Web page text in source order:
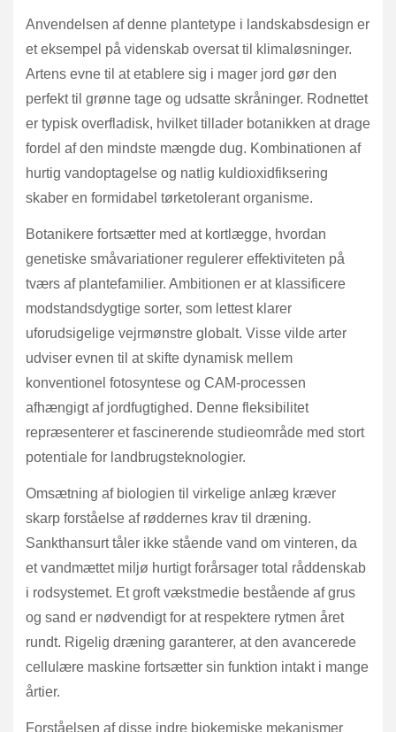
Anvendelsen af denne plantetype i landskabsdesign er
et eksempel på videnskab oversat til klimaløsninger.
Artens evne til at etablere sig i mager jord gør den
perfekt til grønne tage og udsatte skråninger. Rodnettet
er typisk overfladisk, hvilket tillader botanikken at drage
fordel af den mindste mængde dug. Kombinationen af
hurtig vandoptagelse og natlig kuldioxidfiksering
skaber en formidabel tørketolerant organisme.
Botanikere fortsætter med at kortlægge, hvordan
genetiske småvariationer regulerer effektiviteten på
tværs af plantefamilier. Ambitionen er at klassificere
modstandsdygtige sorter, som lettest klarer
uforudsigelige vejrmønstre globalt. Visse vilde arter
udviser evnen til at skifte dynamisk mellem
konventionel fotosyntese og CAM-processen
afhængigt af jordfugtighed. Denne fleksibilitet
repræsenterer et fascinerende studieområde med stort
potentiale for landbrugsteknologier.
Omsætning af biologien til virkelige anlæg kræver
skarp forståelse af røddernes krav til dræning.
Sankthansurt tåler ikke stående vand om vinteren, da
et vandmættet miljø hurtigt forårsager total råddenskab
i rodsystemet. Et groft vækstmedie bestående af grus
og sand er nødvendigt for at respektere rytmen året
rundt. Rigelig dræning garanterer, at den avancerede
cellulære maskine fortsætter sin funktion intakt i mange
årtier.
Forståelsen af disse indre biokemiske mekanismer